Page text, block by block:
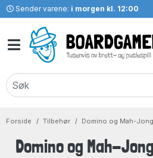
Sender varene: i morgen kl. 12:00
Forside Tilbehør Domino og Mah-
Domino og Mah-